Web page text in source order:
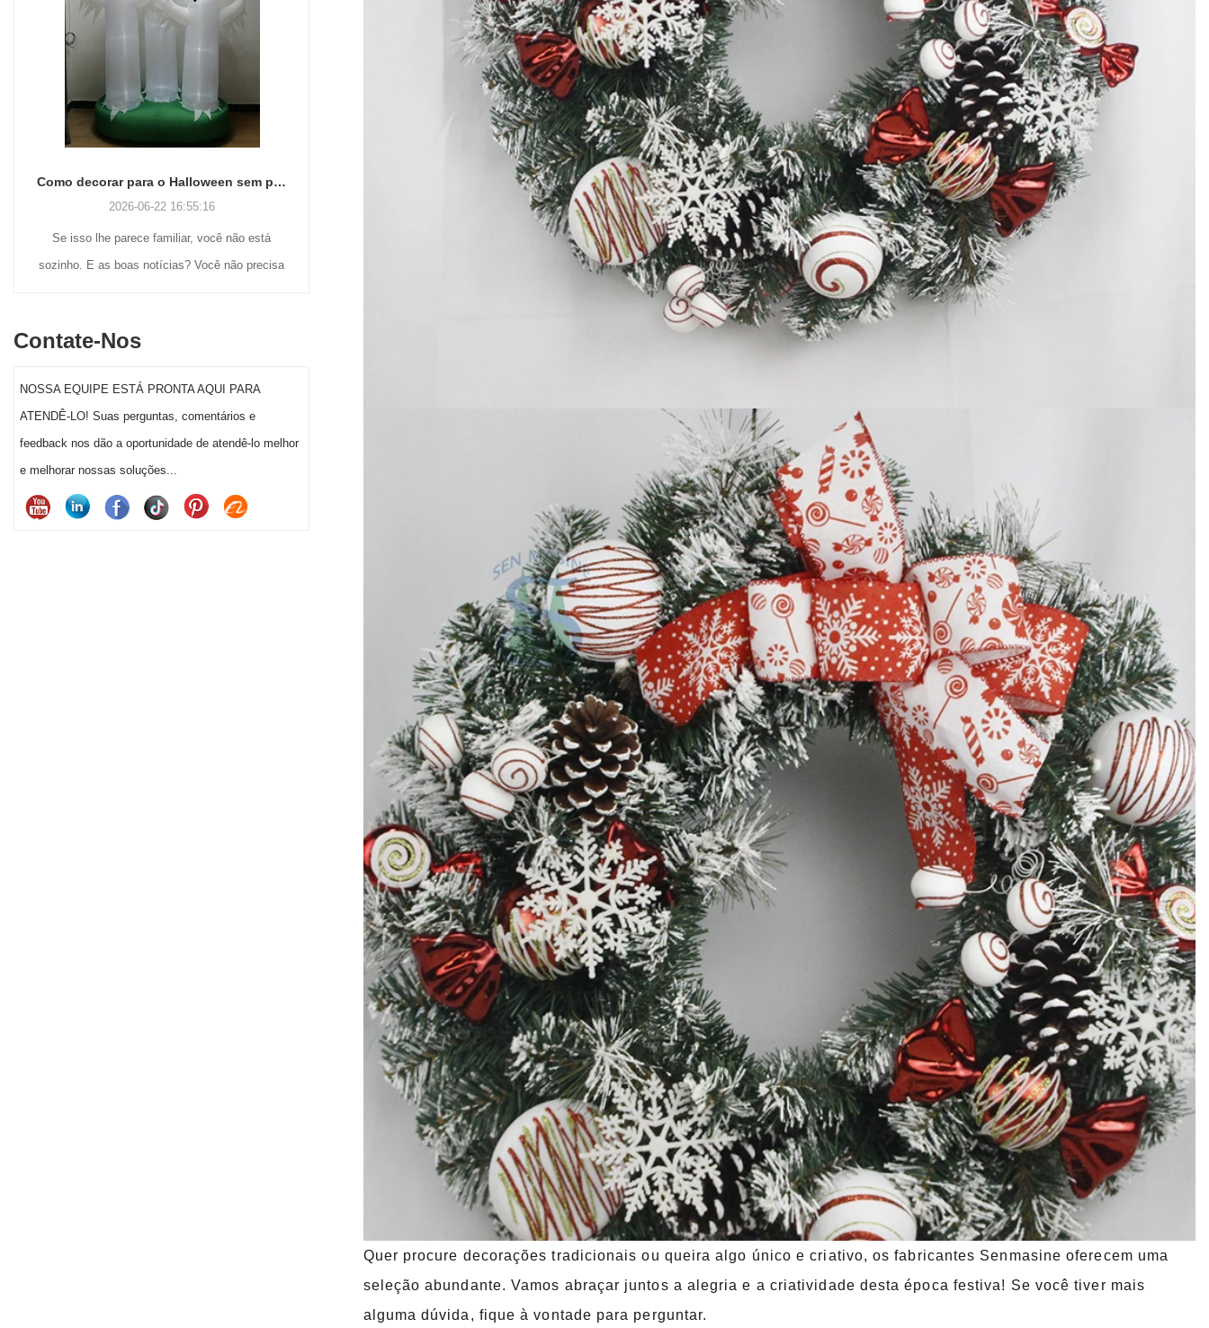
Como decorar para o Halloween sem perder a cabeça (ou o fim de semana)
2026-06-22 16:55:16
Se isso lhe parece familiar, você não está
sozinho. E as boas notícias? Você não precisa
Halloween do seu jardim realmente se destaque
Papai Noel flocado vs Papai Noel soprado vs Papai Noel inflável: guia completo do comprador para 2026
Muitos compradores de férias estão voltando
Como decorar abóboras artificiais para o Halloween: um guia completo para estilos falsos, de espuma e de cerâmica
2026-05-22 15:37:50 2026-05-06 15:28:43
Contate-Nos
NOSSA EQUIPE ESTÁ PRONTA AQUI PARA
ATENDÊ-LO! Suas perguntas, comentários e
feedback nos dão a oportunidade de atendê-lo melhor
e melhorar nossas soluções...
Quer procure decorações tradicionais ou queira algo único e criativo, os fabricantes Senmasine oferecem uma
seleção abundante. Vamos abraçar juntos a alegria e a criatividade desta época festiva! Se você tiver mais
alguma dúvida, fique à vontade para perguntar.